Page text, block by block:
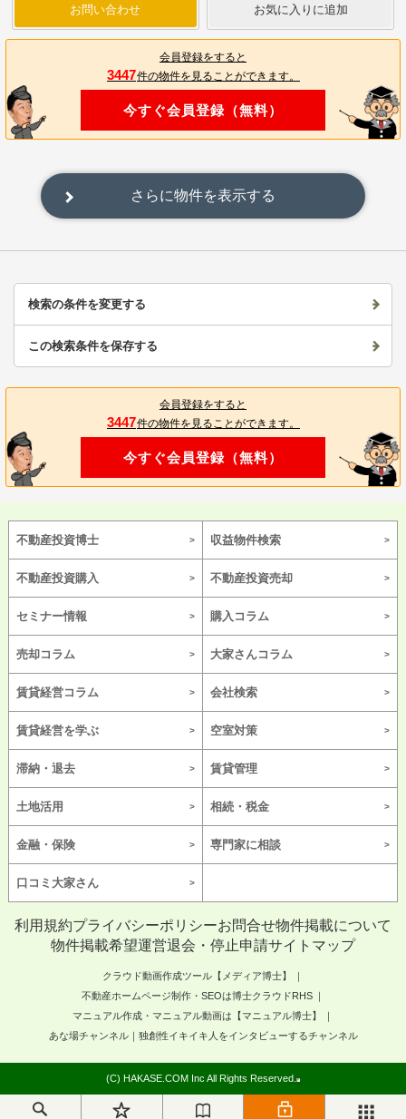
お問い合わせ
お気に入りに追加
会員登録をすると
3447件の物件を見ることができます。
今すぐ会員登録（無料）
さらに物件を表示する
検索の条件を変更する
この検索条件を保存する
会員登録をすると
3447件の物件を見ることができます。
今すぐ会員登録（無料）
不動産投資博士 収益物件検索
不動産投資購入 不動産投資売却
セミナー情報 購入コラム
売却コラム 大家さんコラム
賃貸経営コラム 会社検索
賃貸経営を学ぶ 空室対策
滞納・退去 賃貸管理
土地活用 相続・税金
金融・保険 専門家に相談
口コミ大家さん
利用規約プライバシーポリシーお問合せ物件掲載について
物件掲載希望運営退会・停止申請サイトマップ
クラウド動画作成ツール【メディア博士】
不動産ホームページ制作・SEOは博士クラウドRHS
マニュアル作成・マニュアル動画は【マニュアル博士】
あな場チャンネル｜独創性イキイキ人をインタビューするチャンネル
(C) HAKASE.COM Inc All Rights Reserved.